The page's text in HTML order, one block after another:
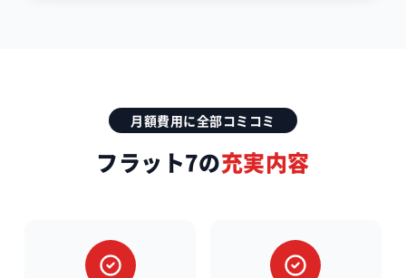
月額費用に全部コミコミ
フラット7の充実内容